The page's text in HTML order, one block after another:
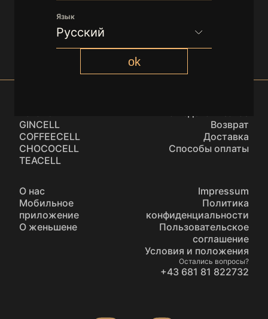
Язык
Русский
ok
GINCELL
COFFEECELL
CHOCOCELL
TEACELL
О нас
Мобильное
приложение
О женьшене
Возврат
Доставка
Способы оплаты
Impressum
Политика
конфиденциальности
Пользовательское
соглашение
Условия и положения
Остались вопросы?
+43 681 81 822732